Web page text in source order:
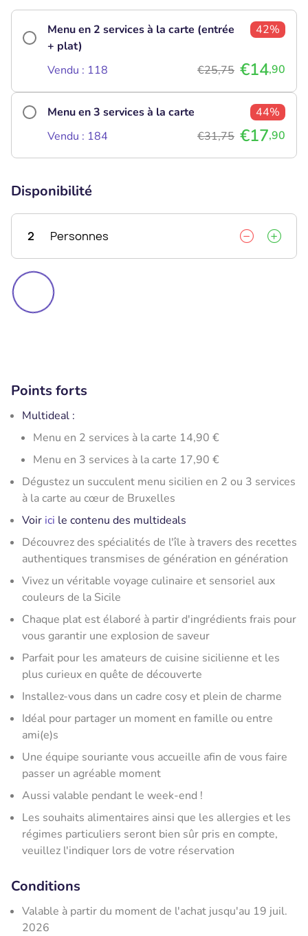
Menu en 2 services à la carte (entrée
+ plat)
42%
Vendu : 118 €25,75 €14,90
Menu en 3 services à la carte
44%
Vendu : 184
€31,75 €17,90
Disponibilité
2 Personnes
Points forts
Multideal :
Menu en 2 services à la carte 14,90 €
Menu en 3 services à la carte 17,90 €
Dégustez un succulent menu sicilien en 2 ou 3 services
à la carte au cœur de Bruxelles
Voir ici le contenu des multideals
Découvrez des spécialités de l'île à travers des recettes
authentiques transmises de génération en génération
Vivez un véritable voyage culinaire et sensoriel aux
couleurs de la Sicile
Chaque plat est élaboré à partir d'ingrédients frais pour
vous garantir une explosion de saveur
Parfait pour les amateurs de cuisine sicilienne et les
plus curieux en quête de découverte
Installez-vous dans un cadre cosy et plein de charme
Idéal pour partager un moment en famille ou entre
ami(e)s
Une équipe souriante vous accueille afin de vous faire
passer un agréable moment
Aussi valable pendant le week-end !
Les souhaits alimentaires ainsi que les allergies et les
régimes particuliers seront bien sûr pris en compte,
veuillez l'indiquer lors de votre réservation
Conditions
Valable à partir du moment de l'achat jusqu'au 19 juil.
2026